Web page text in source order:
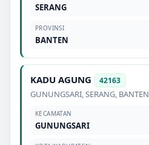
SERANG
PROVINSI
BANTEN
KADU AGUNG 42163
GUNUNGSARI,SERANG, BANTEN
KECAMATAN
GUNUNGSARI